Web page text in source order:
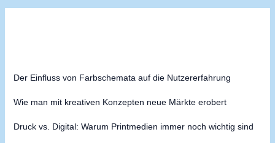
Der Einfluss von Farbschemata auf die Nutzererfahrung
Wie man mit kreativen Konzepten neue Märkte erobert
Druck vs. Digital: Warum Printmedien immer noch wichtig sind